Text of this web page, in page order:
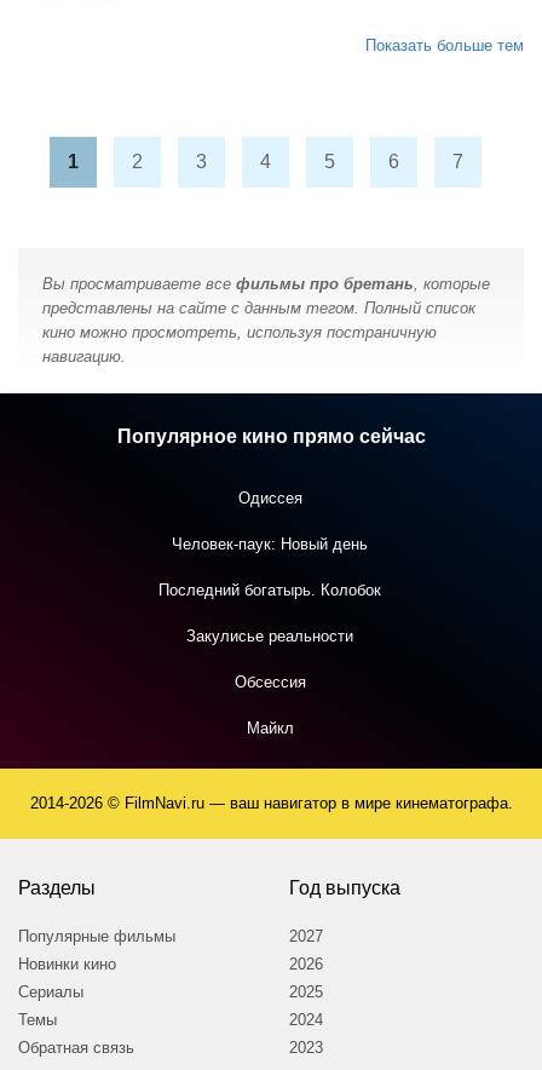
Показать больше тем
1 2 3 4 5 6 7
Вы просматриваете все фильмы про бретань, которые
представлены на сайте с данным тегом. Полный список
кино можно просмотреть, используя постраничную
навигацию.
Популярное кино прямо сейчас
Одиссея
Человек-паук: Новый день
Последний богатырь. Колобок
Закулисье реальности
Обсессия
Майкл
2014-2026 © FilmNavi.ru — ваш навигатор в мире кинематографа.
Разделы
Популярные фильмы
Новинки кино
Сериалы
Темы
Обратная связь
Год выпуска
2027
2026
2025
2024
2023